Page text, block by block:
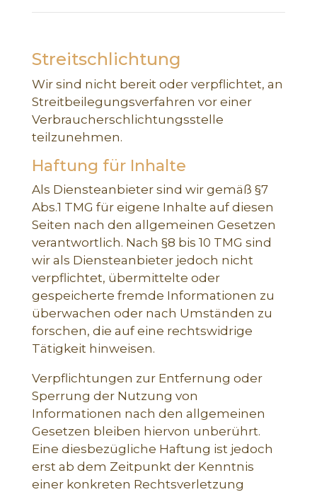
Streitschlichtung
Wir sind nicht bereit oder verpflichtet, an
Streitbeilegungsverfahren vor einer
Verbraucherschlichtungsstelle
teilzunehmen.
Haftung für Inhalte
Als Diensteanbieter sind wir gemäß §7
Abs.1 TMG für eigene Inhalte auf diesen
Seiten nach den allgemeinen Gesetzen
verantwortlich. Nach §8 bis 10 TMG sind
wir als Diensteanbieter jedoch nicht
verpflichtet, übermittelte oder
gespeicherte fremde Informationen zu
überwachen oder nach Umständen zu
forschen, die auf eine rechtswidrige
Tätigkeit hinweisen.
Verpflichtungen zur Entfernung oder
Sperrung der Nutzung von
Informationen nach den allgemeinen
Gesetzen bleiben hiervon unberührt.
Eine diesbezügliche Haftung ist jedoch
erst ab dem Zeitpunkt der Kenntnis
einer konkreten Rechtsverletzung